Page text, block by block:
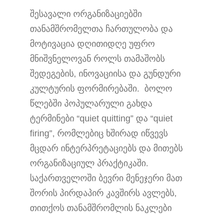
შესავალი ორგანიზაციებში
თანამშრომელთა ჩართულობა და
მოტივაცია დღითიდღე უფრო
მნიშვნელოვან როლს თამაშობს
შედეგების, ინოვაციისა და გუნდური
კულტურის ფორმირებაში. ბოლო
წლებში პოპულარული გახდა
ტერმინები “quiet quitting” და “quiet
firing”, რომლებიც ხშირად იწვევს
მცდარ ინტერპრეტაციებს და მითებს
ორგანიზაციულ პრაქტიკაში.
საქართველოში ბევრი მენეჯერი მათ
შორის პირდაპირ კავშირს ავლებს,
თითქოს თანამშრომლის ნაკლები